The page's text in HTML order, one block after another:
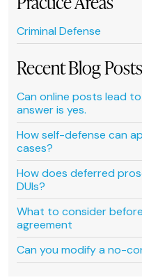
Criminal Defense
Recent Blog Posts
Can online posts lead
answer is yes.
How self-defense can
cases?
How does deferred
DUIs?
What to consider
agreement
Can you modify a no-